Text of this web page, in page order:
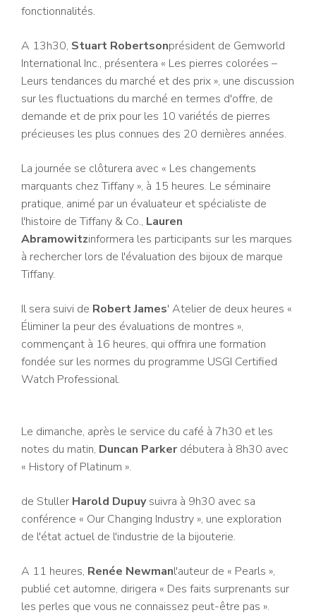
fonctionnalités.
A 13h30, Stuart Robertsonprésident de Gemworld
International Inc., présentera « Les pierres colorées –
Leurs tendances du marché et des prix », une discussion
sur les fluctuations du marché en termes d'offre, de
demande et de prix pour les 10 variétés de pierres
précieuses les plus connues des 20 dernières années.
La journée se clôturera avec « Les changements
marquants chez Tiffany », à 15 heures. Le séminaire
pratique, animé par un évaluateur et spécialiste de
l'histoire de Tiffany & Co., Lauren
Abramowitzinformera les participants sur les marques
à rechercher lors de l'évaluation des bijoux de marque
Tiffany.
Il sera suivi de Robert James' Atelier de deux heures «
Éliminer la peur des évaluations de montres »,
commençant à 16 heures, qui offrira une formation
fondée sur les normes du programme USGI Certified
Watch Professional.
Le dimanche, après le service du café à 7h30 et les
notes du matin, Duncan Parkerdébutera à 8h30 avec
« History of Platinum ».
de Stuller Harold Dupuysuivra à 9h30 avec sa
conférence « Our Changing Industry », une exploration
de l'état actuel de l'industrie de la bijouterie.
A 11 heures, Renée Newmanl'auteur de « Pearls »,
publié cet automne, dirigera « Des faits surprenants sur
les perles que vous ne connaissez peut-être pas ».